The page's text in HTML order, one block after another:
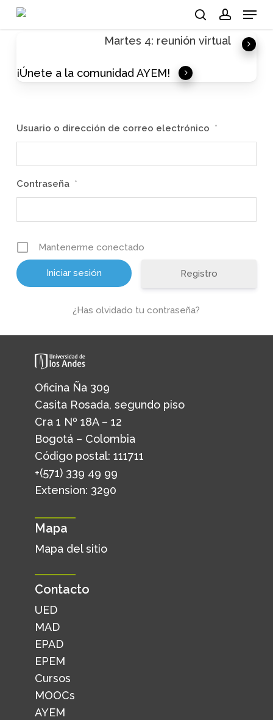
Skip
Menu
Martes 4: reunión virtual
¡Únete a la comunidad AYEM!
Usuario o dirección de correo electrónico *
Contraseña *
Mantenerme conectado
Registro
¿Has olvidado tu contraseña?
Oficina Ña 309
Casita Rosada, segundo piso
Cra 1 Nº 18A – 12
Bogotá – Colombia
Código postal: 111711
+(571) 339 49 99
Extension: 3290
Mapa
Mapa del sitio
Contacto
UED
MAD
EPAD
EPEM
Cursos
MOOCs
AYEM